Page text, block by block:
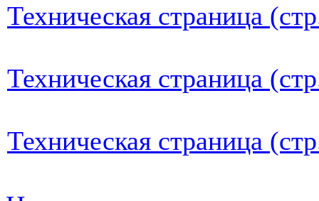
Техническая страница
Техническая страница
Техническая страница